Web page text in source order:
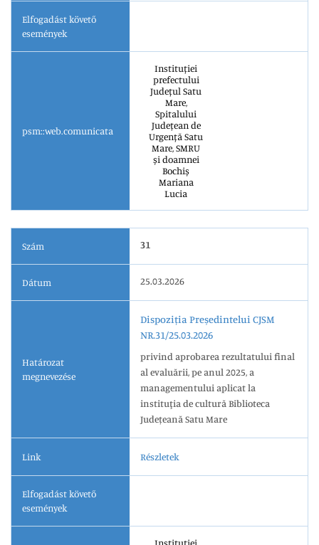
Elfogadást követő
események
psm::web.comunicata
Instituției
prefectului
Județul Satu
Mare,
Spitalului
Județean de
Urgență Satu
Mare, SMRU
și doamnei
Bochiș
Mariana
Lucia
Szám 31
Dátum 25.03.2026
Határozat
megnevezése
Dispoziția Președintelui CJSM
NR.31/25.03.2026
privind aprobarea rezultatului final
al evaluării, pe anul 2025, a
managementului aplicat la
instituţia de cultură Biblioteca
Județeană Satu Mare
Link Részletek
Elfogadást követő
események